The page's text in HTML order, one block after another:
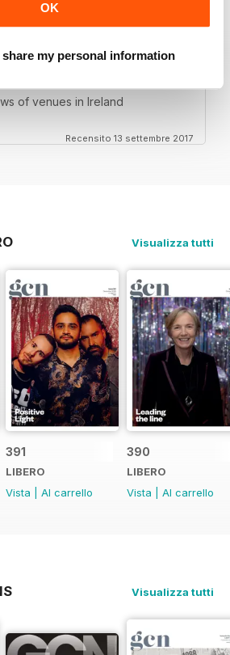
OK
my personal information
of venues in Ireland
Recensito 13 settembre 2017
Visualizza tutti
391
LIBERO
Vista
Al carrello
390
LIBERO
Vista
Al carrello
Visualizza tutti